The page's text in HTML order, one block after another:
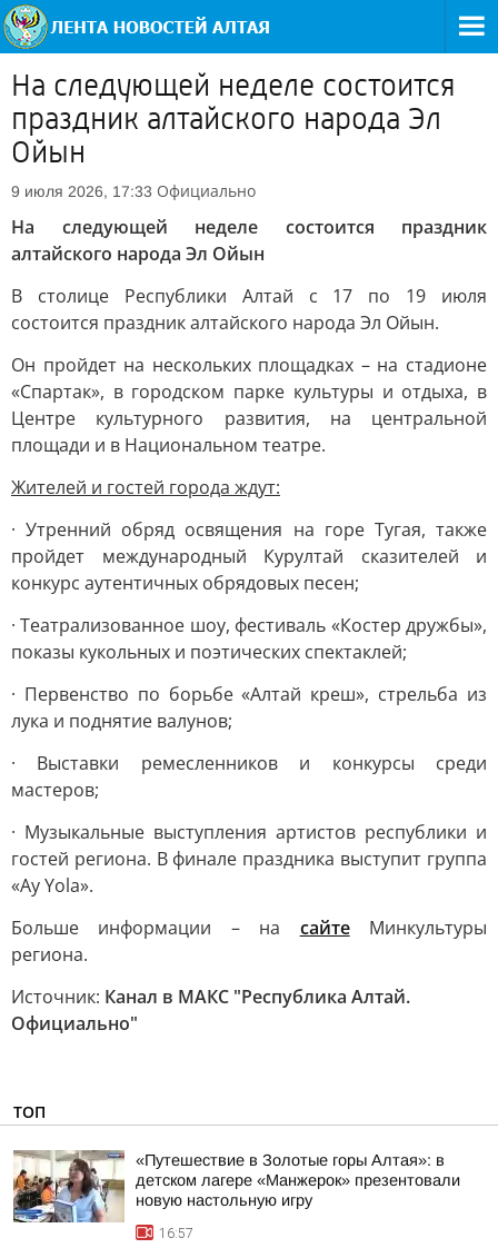
На следующей неделе состоится
праздник алтайского народа Эл
Ойын
9 июля 2026, 17:33 Официально
На следующей неделе состоится праздник
алтайского народа Эл Ойын
В столице Республики Алтай с 17 по 19 июля
состоится праздник алтайского народа Эл Ойын.
Он пройдет на нескольких площадках – на стадионе
«Спартак», в городском парке культуры и отдыха, в
Центре культурного развития, на центральной
площади и в Национальном театре.
Жителей и гостей города ждут:
· Утренний обряд освящения на горе Тугая, также
пройдет международный Курултай сказителей и
конкурс аутентичных обрядовых песен;
· Театрализованное шоу, фестиваль «Костер дружбы»,
показы кукольных и поэтических спектаклей;
· Первенство по борьбе «Алтай креш», стрельба из
лука и поднятие валунов;
· Выставки ремесленников и конкурсы среди
мастеров;
· Музыкальные выступления артистов республики и
гостей региона. В финале праздника выступит группа
«Ay Yola».
Больше информации – на сайтеМинкультуры
региона.
Источник: Канал в МАКС "Республика Алтай.
Официально"
ТОП
«Путешествие в Золотые горы Алтая»: в
детском лагере «Манжерок» презентовали
новую настольную игру
16:57